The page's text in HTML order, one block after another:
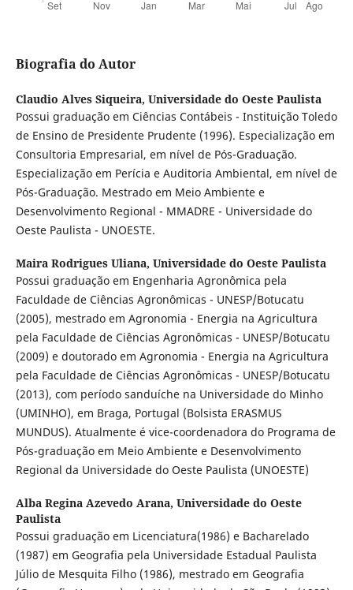
Biografia do Autor
Claudio Alves Siqueira, Universidade do Oeste Paulista
Possui graduação em Ciências Contábeis - Instituição Toledo
de Ensino de Presidente Prudente (1996). Especialização em
Consultoria Empresarial, em nível de Pós-Graduação.
Especialização em Perícia e Auditoria Ambiental, em nível de
Pós-Graduação. Mestrado em Meio Ambiente e
Desenvolvimento Regional - MMADRE - Universidade do
Oeste Paulista - UNOESTE.
Maira Rodrigues Uliana, Universidade do Oeste Paulista
Possui graduação em Engenharia Agronômica pela
Faculdade de Ciências Agronômicas - UNESP/Botucatu
(2005), mestrado em Agronomia - Energia na Agricultura
pela Faculdade de Ciências Agronômicas - UNESP/Botucatu
(2009) e doutorado em Agronomia - Energia na Agricultura
pela Faculdade de Ciências Agronômicas - UNESP/Botucatu
(2013), com período sanduíche na Universidade do Minho
(UMINHO), em Braga, Portugal (Bolsista ERASMUS
MUNDUS). Atualmente é vice-coordenadora do Programa de
Pós-graduação em Meio Ambiente e Desenvolvimento
Regional da Universidade do Oeste Paulista (UNOESTE)
Alba Regina Azevedo Arana, Universidade do Oeste
Paulista
Possui graduação em Licenciatura(1986) e Bacharelado
(1987) em Geografia pela Universidade Estadual Paulista
Júlio de Mesquita Filho (1986), mestrado em Geografia